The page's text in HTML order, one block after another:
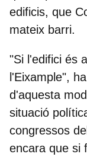
edificis, que
mateix barri.
"Si l'edifici és
l'Eixample",
d'aquesta
situació
congressos
encara que si